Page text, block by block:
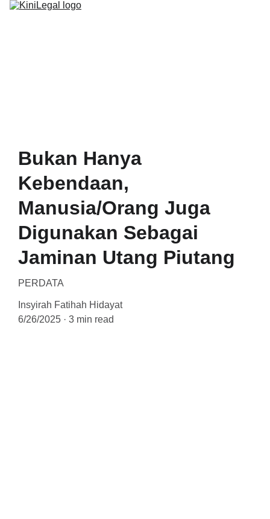
Bukan Hanya
Kebendaan,
Manusia/Orang Juga
Digunakan Sebagai
Jaminan Utang Piutang
PERDATA
Insyirah Fatihah Hidayat
6/26/2025
3 min read